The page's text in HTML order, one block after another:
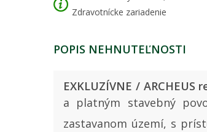
Zdravotnícke zariadenie
POPIS NEHNUTEĽNOSTI
EXKLUZÍVNE / ARCHEUS
a platným stavebný
zastavanom území, s